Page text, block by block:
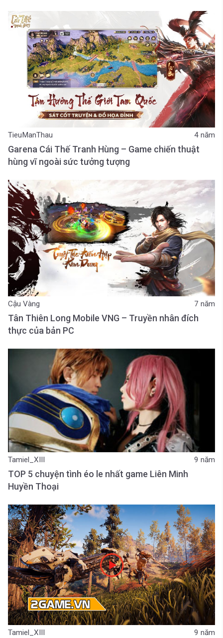
TieuManThau 4 năm
Garena Cái Thế Tranh Hùng – Game chiến thuật
hùng vĩ ngoài sức tưởng tượng
Cậu Vàng 7 năm
Tân Thiên Long Mobile VNG – Truyền nhân đích
thực của bản PC
Tamiel_XIII 9 năm
TOP 5 chuyện tình éo le nhất game Liên Minh
Huyền Thoại
Tamiel_XIII 9 năm